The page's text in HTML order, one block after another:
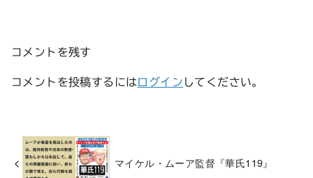
コメントを残す
コメントを投稿するにはログイン してください。
マイケル・ムーア監督『華氏119』